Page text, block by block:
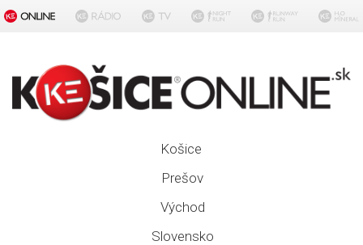
Košice
Prešov
Východ
Slovensko